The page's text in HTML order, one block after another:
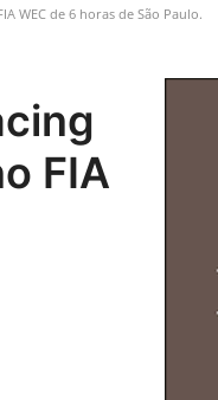
WEC de 6 horas de São Paulo.
FIA